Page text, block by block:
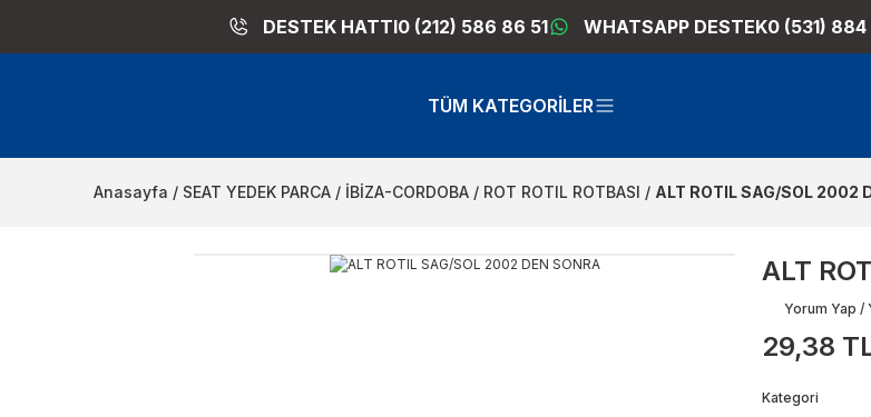
DESTEK HATTI0 (212) 586 86 51 WHATSAPP DESTEK0 (531)
TÜM KATEGORİLER
Anasayfa SEAT YEDEK PARCA İBİZA-CORDOBA ROT ROTIL ROTBASI ALT ROTIL SAG/SOL 2002
ALT
Yorum Yap /
29,38
Kategori